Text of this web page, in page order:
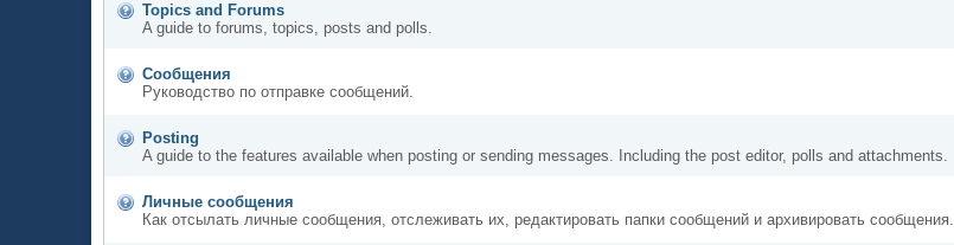
Topics and Forums
A guide to forums, topics, posts and polls.
Сообщения
Руководство по отправке сообщений.
Posting
A guide to the features available when posting or sending messages. Including the post editor, polls and attachments.
Личные сообщения
Как отсылать личные сообщения, отслеживать их, редактировать папки сообщений и архивировать сообщения.